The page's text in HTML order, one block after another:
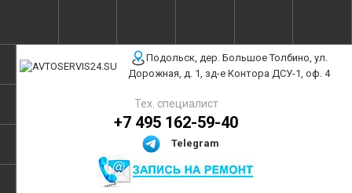
Подольск, дер. Большое Толбино, ул.
Дорожная, д. 1, зд-е Контора ДСУ-1, оф. 4
Тех. специалист
+7 495 162-59-40
Telegram